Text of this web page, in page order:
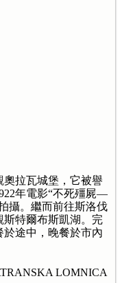
奧拉瓦城堡，它被譽
年電影“不死殭屍—
攝。繼而前往斯洛伐
斯特爾布斯凱湖。完
途中，晚餐於市內
LOMNICA